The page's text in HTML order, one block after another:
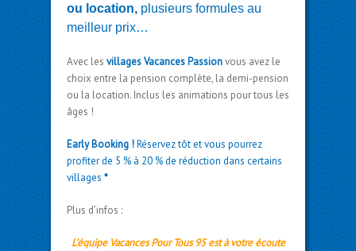
ou location, plusieurs formules au
meilleur prix…
Avec les villages Vacances Passionvous avez le
choix entre la pension complète, la demi-pension
ou la location. Inclus les animations pour tous les
âges !
Early Booking !Réservez tôt et vous pourrez
profiter de 5 % à 20 % de réduction dans certains
villages *
Plus d’infos :
L’équipe Vacances Pour Tous 95 est à votre écoute